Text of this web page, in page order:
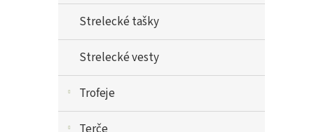
Strelecké tašky
Strelecké vesty
Trofeje